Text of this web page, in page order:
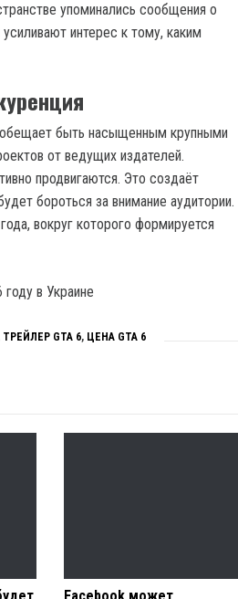
упоминались сообщения о
интерес к тому, каким
быть насыщенным крупными
от ведущих издателей.
продвигаются. Это создаёт
бороться за внимание аудитории.
вокруг которого формируется
году в Украине
ТРЕЙЛЕР GTA 6, ЦЕНА GTA 6